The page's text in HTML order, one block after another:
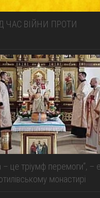
ЧАС ВІЙНИ ПРОТИ
– це тріумф перемоги”, –
монастирі